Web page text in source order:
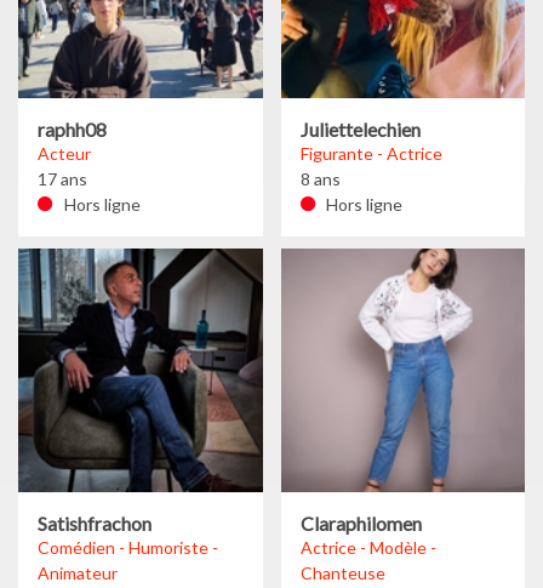
raphh08
Acteur
17 ans
Hors ligne
Juliettelechien
Figurante - Actrice
8 ans
Hors ligne
Satishfrachon
Comédien - Humoriste -
Animateur
Claraphilomen
Actrice - Modèle -
Chanteuse